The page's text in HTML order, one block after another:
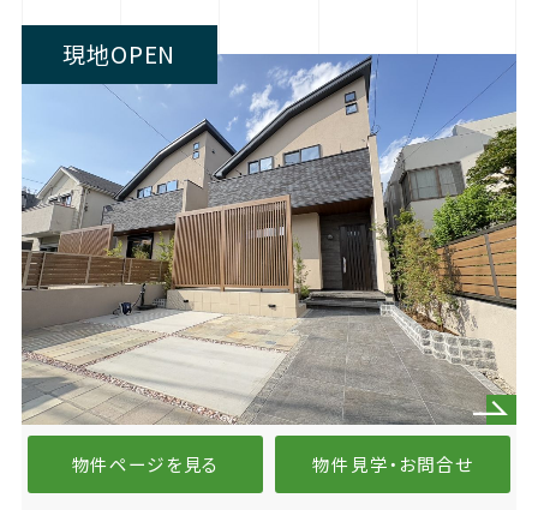
現地OPEN
物件ページを見る 物件見学・お問合せ